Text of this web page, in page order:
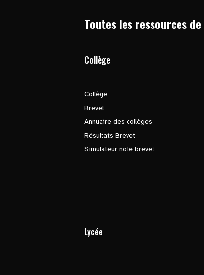
Toutes les ressources de
Collège
Collège
Brevet
Annuaire des collèges
Résultats Brevet
Simulateur note brevet
Lycée